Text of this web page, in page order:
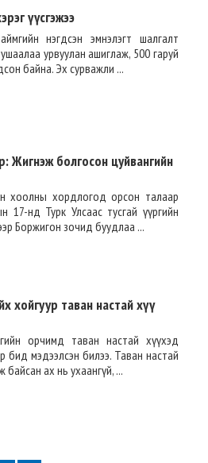
үүсгэжээ
нэгдсэн эмнэлэгт шалгалт
урвуулан ашиглаж, 500 гаруй
байна. Эх сурважли ...
Жигнэж болгосон цуйвангийн
хоолны хордлогод орсон талаар
17-нд Турк Улсаас тусгай үүргийн
Боржигон зочид буудлаа ...
хойгуур таван настай хүү
орчимд таван настай хүүхэд
бид мэдээлсэн билээ. Таван настай
ах нь ухаангүй, ...